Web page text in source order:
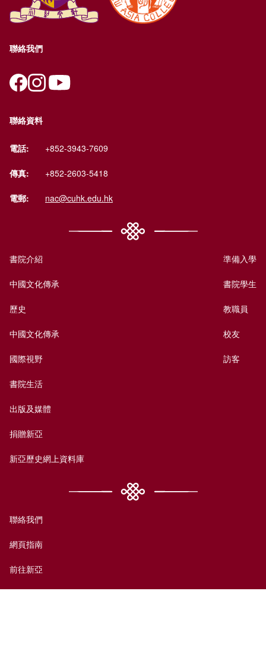
聯絡我們
聯絡資料
電話: +852-3943-7609
傳真: +852-2603-5418
電郵: nac@cuhk.edu.hk
書院介紹
中國文化傳承
歷史
中國文化傳承
國際視野
書院生活
出版及媒體
捐贈新亞
新亞歷史網上資料庫
準備入學
書院學生
教職員
校友
訪客
聯絡我們
網頁指南
前往新亞